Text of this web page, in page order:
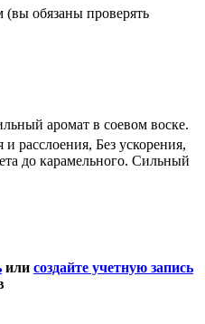
обязаны проверять
аромат в соевом воске.
и расслоения, Без ускорения,
до карамельного. Сильный
или создайте учетную запись